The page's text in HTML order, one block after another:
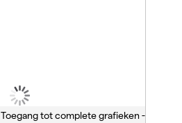
Toegang tot complete grafieken -